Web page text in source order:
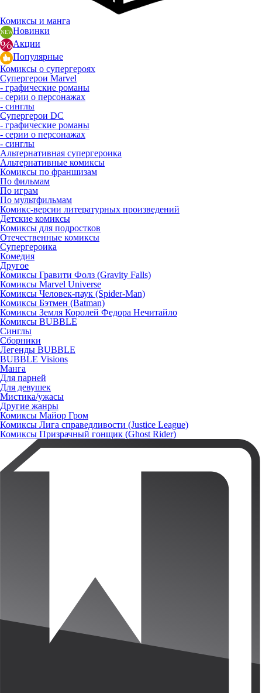
Комиксы и манга
Новинки
Акции
Популярные
Комиксы о супергероях
Супергерои Marvel
- графические романы
- серии о персонажах
- синглы
Супергерои DC
- графические романы
- серии о персонажах
- синглы
Альтернативная супергероика
Альтернативные комиксы
Комиксы по франшизам
По фильмам
По играм
По мультфильмам
Комикс-версии литературных произведений
Детские комиксы
Комиксы для подростков
Отечественные комиксы
Супергероика
Комедия
Другое
Комиксы Гравити Фолз (Gravity Falls)
Комиксы Marvel Universe
Комиксы Человек-паук (Spider-Man)
Комиксы Бэтмен (Batman)
Комиксы Земля Королей Федора Нечитайло
Комиксы BUBBLE
Синглы
Сборники
Легенды BUBBLE
BUBBLE Visions
Манга
Для парней
Для девушек
Мистика/ужасы
Другие жанры
Комиксы Майор Гром
Комиксы Лига справедливости (Justice League)
Комиксы Призрачный гонщик (Ghost Rider)